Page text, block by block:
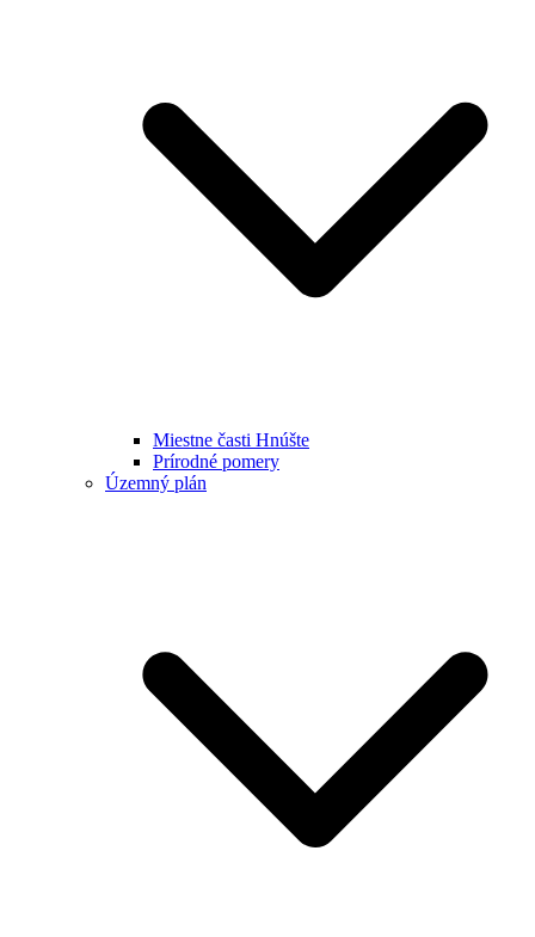
Miestne časti Hnúšte
Prírodné pomery
Územný plán